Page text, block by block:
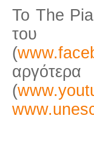
Το The
του
(
(